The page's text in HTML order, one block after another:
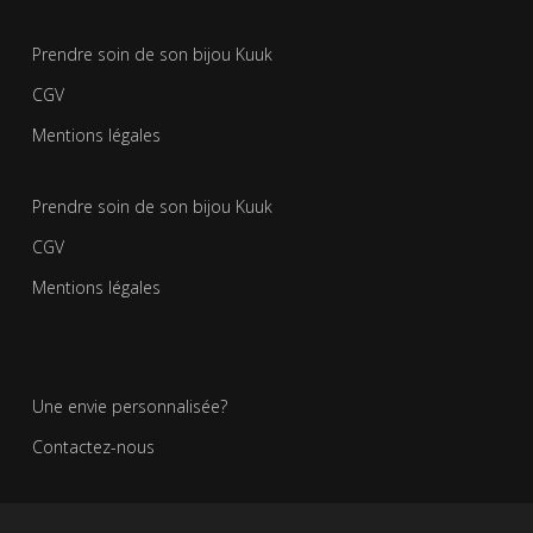
être
choisies
la
du
produit
Prendre soin de son bijou Kuuk
CGV
Mentions légales
Prendre soin de son bijou Kuuk
CGV
Mentions légales
Une envie personnalisée?
Contactez-nous